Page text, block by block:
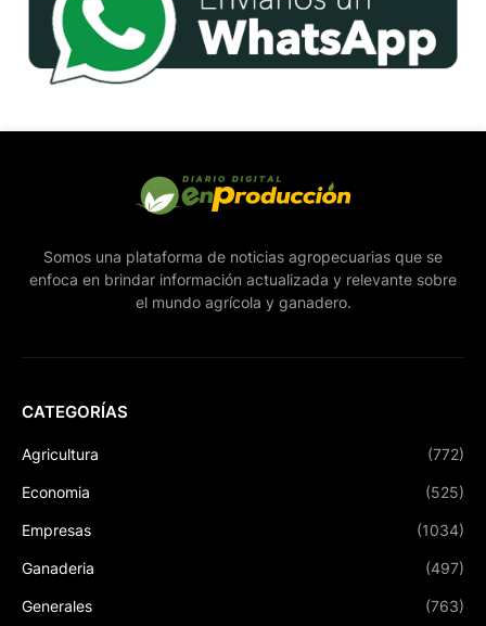
Somos una plataforma de noticias agropecuarias que se
enfoca en brindar información actualizada y relevante sobre
el mundo agrícola y ganadero.
CATEGORÍAS
Agricultura (772)
Economia (525)
Empresas (1034)
Ganaderia (497)
Generales (763)